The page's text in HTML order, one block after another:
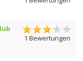
1 Bewertungen